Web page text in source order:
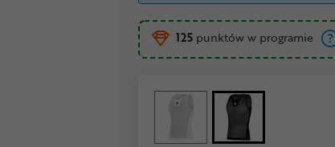
125 punktów w programie